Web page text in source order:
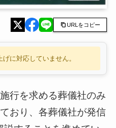
URLをコピー
に対応していません。
行を求める葬儀社のみ
おり、各葬儀社が発信